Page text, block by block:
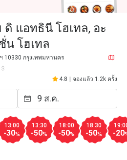
ดิ แอทธินี โฮเทล, อะ
น โฮเทล
10330 กรุงเทพมหานคร
4.8 จองแล้ว 1.2k ครั้ง
13:00
-30%
13:30
-50%
18:00
-50%
18:30
-50% -20